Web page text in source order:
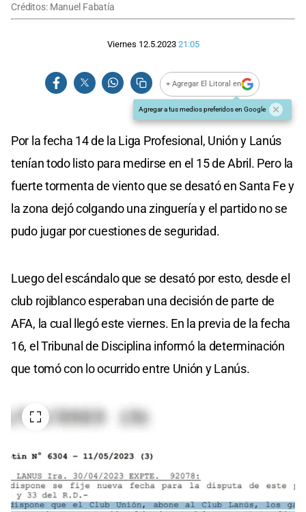
Créditos: Manuel Fabatía
Viernes 12.5.2023 21:05
+ Agregar El Litoral en
Agregar a tus medios preferidos en Google
Por la fecha 14 de la Liga Profesional, Unión y Lanús
tenían todo listo para medirse en el 15 de Abril. Pero la
fuerte tormenta de viento que se desató en Santa Fe y
la zona dejó colgando una zinguería y el partido no se
pudo jugar por cuestiones de seguridad.
Luego del escándalo que se desató por esto, desde el
club rojiblanco esperaban una decisión de parte de
AFA, la cual llegó este viernes. En la previa de la fecha
16, el Tribunal de Disciplina informó la determinación
que tomó con lo ocurrido entre Unión y Lanús.